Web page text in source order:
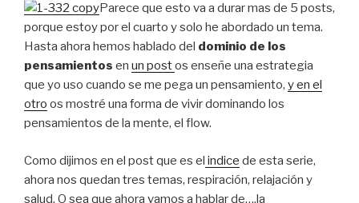
Parece que esto va a durar mas de 5 posts,
porque estoy por el cuarto y solo he abordado un tema.
Hasta ahora hemos hablado del dominio de los
pensamientos en un postos enseñe una estrategia
que yo uso cuando se me pega un pensamiento, y en el
otro os mostré una forma de vivir dominando los
pensamientos de la mente, el flow.
Como dijimos en el post que es el indice de esta serie,
ahora nos quedan tres temas, respiración, relajación y
salud. O sea que ahora vamos a hablar de….la